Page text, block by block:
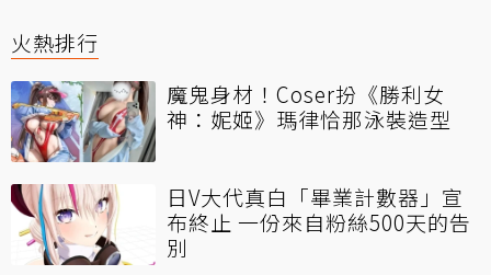
火熱排行
魔鬼身材！Coser扮《勝利女
神：妮姬》瑪律恰那泳裝造型
日V大代真白「畢業計數器」宣
布終止 一份來自粉絲500天的告
別